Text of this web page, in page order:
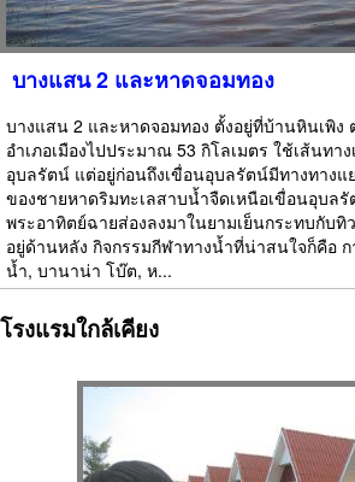
บางแสน 2 และหาดจอมทอง
บางแสน 2 และหาดจอมทอง ตั้งอยู่ที่บ้านหินเพิง
อำเภอเมืองไปประมาณ 53 กิโลเมตร ใช้เส้นทา
อุบลรัตน์ แต่อยู่ก่อนถึงเขื่อนอุบลรัตน์มีทางทางแ
ของชายหาดริมทะเลสาบน้ำจืดเหนือเขื่อนอุบล
พระอาทิตย์ฉายส่องลงมาในยามเย็นกระทบกับทิ
อยู่ด้านหลัง กิจกรรมกีฬาทางน้ำที่น่าสนใจก็คือ
น้ำ, บานาน่า โบ๊ต, ห...
โรงแรมใกล้เคียง